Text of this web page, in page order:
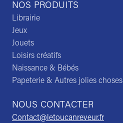
NOS PRODUITS
Librairie
Jeux
Jouets
Loisirs créatifs
Naissance & Bébés
Papeterie & Autres jolies choses
NOUS CONTACTER
Contact@letoucanreveur.fr